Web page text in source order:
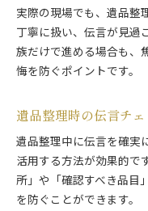
伝言や思
遺品整理
心を大切
遺品整理
遺品整理
大切な伝
遺品整理
伝言を継
実際の現場でも、遺品整
丁寧に扱い、伝言が見過
族だけで進める場合も、
悔を防ぐポイントです。
遺品整理時の伝言チ
遺品整理中に伝言を確実
活用する方法が効果的で
所」や「確認すべき品目
を防ぐことができます。